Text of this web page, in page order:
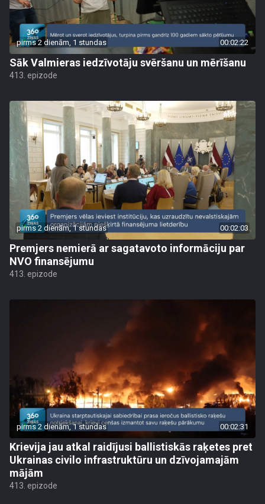
pirms 2 dienām, 1 stundas 00:02:22
Sāk Valmieras iedzīvotāju svēršanu un mērīšanu
413. epizode
pirms 2 dienām, 1 stundas 00:02:03
Premjers nemierā ar sagatavoto informāciju par
NVO finansējumu
413. epizode
pirms 2 dienām, 1 stundas 00:02:31
Krievija jau atkal raidījusi ballistiskās raķetes pret
Ukrainas civilo infrastruktūru un dzīvojamajām
mājām
413. epizode